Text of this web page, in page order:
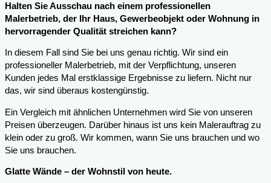
Halten Sie Ausschau nach einem professionellen
Malerbetrieb, der Ihr Haus, Gewerbeobjekt oder Wohnung in
hervorragender Qualität streichen kann?
In diesem Fall sind Sie bei uns genau richtig. Wir sind ein
professioneller Malerbetrieb, mit der Verpflichtung, unseren
Kunden jedes Mal erstklassige Ergebnisse zu liefern. Nicht nur
das, wir sind überaus kostengünstig.
Ein Vergleich mit ähnlichen Unternehmen wird Sie von unseren
Preisen überzeugen. Darüber hinaus ist uns kein Malerauftrag zu
klein oder zu groß. Wir kommen, wann Sie uns brauchen und wo
Sie uns brauchen.
Glatte Wände – der Wohnstil von heute.